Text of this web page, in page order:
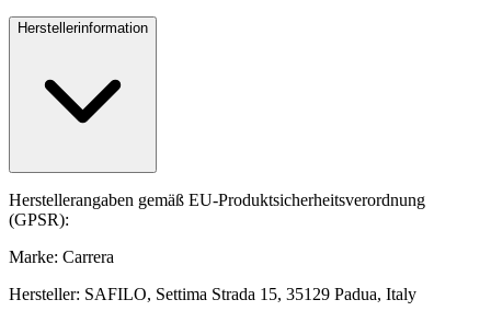
Herstellerinformation
Herstellerangaben gemäß EU-Produktsicherheitsverordnung
(GPSR):
Marke: Carrera
Hersteller: SAFILO, Settima Strada 15, 35129 Padua, Italy